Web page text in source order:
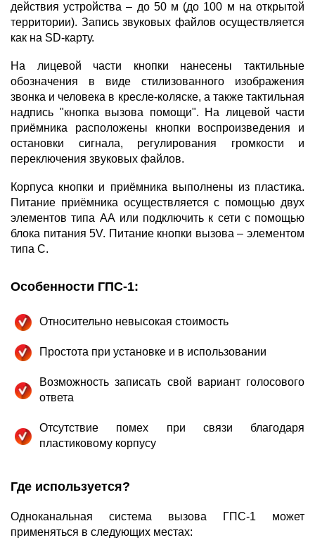
действия устройства – до 50 м (до 100 м на открытой
территории). Запись звуковых файлов осуществляется
как на SD-карту.
На лицевой части кнопки нанесены тактильные
обозначения в виде стилизованного изображения
звонка и человека в кресле-коляске, а также тактильная
надпись "кнопка вызова помощи". На лицевой части
приёмника расположены кнопки воспроизведения и
остановки сигнала, регулирования громкости и
переключения звуковых файлов.
Корпуса кнопки и приёмника выполнены из пластика.
Питание приёмника осуществляется с помощью двух
элементов типа АА или подключить к сети с помощью
блока питания 5V. Питание кнопки вызова – элементом
типа C.
Особенности ГПС-1:
Относительно невысокая стоимость
Простота при установке и в использовании
Возможность записать свой вариант голосового
ответа
Отсутствие помех при связи благодаря
пластиковому корпусу
Где используется?
Одноканальная система вызова ГПС-1 может
применяться в следующих местах: